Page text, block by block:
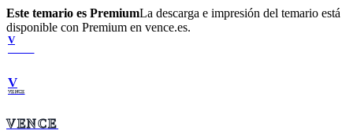
Este temario es PremiumLa descarga e impresión del temario está
disponible con Premium en vence.es.
V
V
VENCE
VENCE